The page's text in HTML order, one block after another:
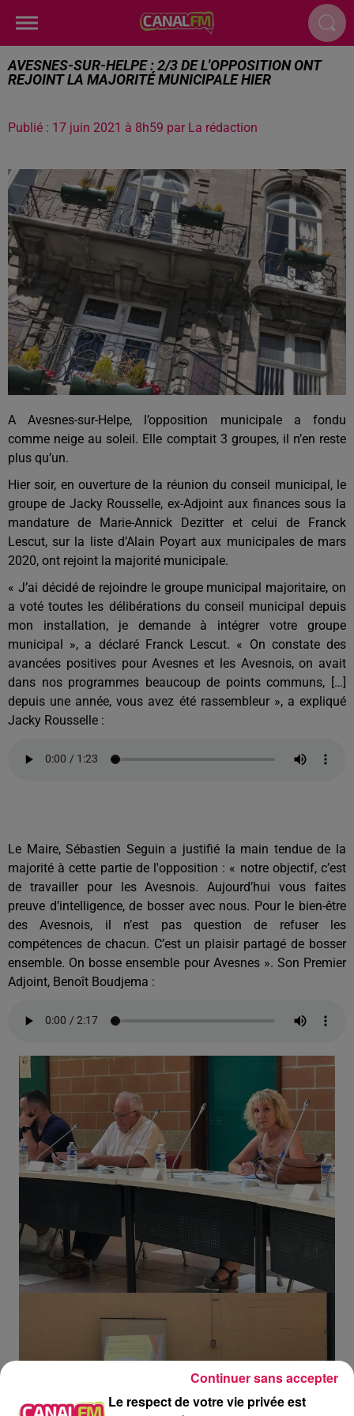
AVESNES-SUR-HELPE : 2/3 DE L'OPPOSITION ONT
REJOINT LA MAJORITÉ MUNICIPALE HIER
Publié : 17 juin 2021 à 8h59 par La rédaction
A Avesnes-sur-Helpe, l’opposition municipale a fondu
comme neige au soleil. Elle comptait 3 groupes, il n’en reste
plus qu’un.
Hier soir, en ouverture de la réunion du conseil municipal, le
groupe de Jacky Rousselle, ex-Adjoint aux finances sous la
mandature de Marie-Annick Dezitter et celui de Franck
Lescut, sur la liste d’Alain Poyart aux municipales de mars
2020, ont rejoint la majorité municipale.
« J’ai décidé de rejoindre le groupe municipal majoritaire, on
a voté toutes les délibérations du conseil municipal depuis
mon installation, je demande à intégrer votre groupe
municipal », a déclaré Franck Lescut. « On constate des
avancées positives pour Avesnes et les Avesnois, on avait
dans nos programmes beaucoup de points communs, […]
depuis une année, vous avez été rassembleur », a expliqué
Jacky Rousselle :
Le Maire, Sébastien Seguin a justifié la main tendue de la
majorité à cette partie de l'opposition : « notre objectif, c’est
de travailler pour les Avesnois. Aujourd’hui vous faites
preuve d’intelligence, de bosser avec nous. Pour le bien-être
des Avesnois, il n’est pas question de refuser les
compétences de chacun. C’est un plaisir partagé de bosser
ensemble. On bosse ensemble pour Avesnes ». Son Premier
Adjoint, Benoît Boudjema :
Le respect de votre vie privée est
Continuer sans accepter